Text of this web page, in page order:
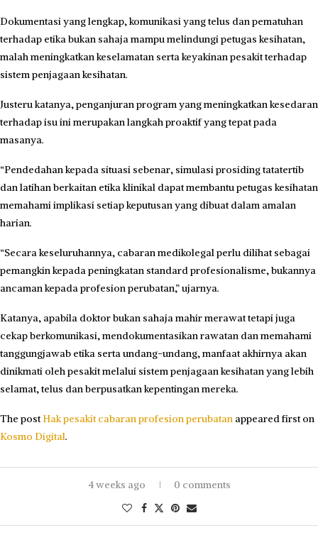
Dokumentasi yang lengkap, komunikasi yang telus dan pematuhan
terhadap etika bukan sahaja mampu melindungi petugas kesihatan,
malah meningkatkan keselamatan serta keyakinan pesakit terhadap
sistem penjagaan kesihatan.
Justeru katanya, penganjuran program yang meningkatkan kesedaran
terhadap isu ini merupakan langkah proaktif yang tepat pada
masanya.
“Pendedahan kepada situasi sebenar, simulasi prosiding tatatertib
dan latihan berkaitan etika klinikal dapat membantu petugas kesihatan
memahami implikasi setiap keputusan yang dibuat dalam amalan
harian.
“Secara keseluruhannya, cabaran medikolegal perlu dilihat sebagai
pemangkin kepada peningkatan standard profesionalisme, bukannya
ancaman kepada profesion perubatan,” ujarnya.
Katanya, apabila doktor bukan sahaja mahir merawat tetapi juga
cekap berkomunikasi, mendokumentasikan rawatan dan memahami
tanggungjawab etika serta undang-undang, manfaat akhirnya akan
dinikmati oleh pesakit melalui sistem penjagaan kesihatan yang lebih
selamat, telus dan berpusatkan kepentingan mereka.
The postHak pesakit cabaran profesion perubatan appeared first on
Kosmo Digital.
4 weeks ago 0 comments